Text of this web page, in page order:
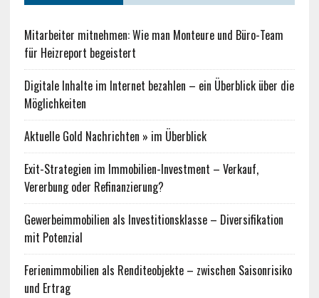
Mitarbeiter mitnehmen: Wie man Monteure und Büro-Team
für Heizreport begeistert
Digitale Inhalte im Internet bezahlen – ein Überblick über die
Möglichkeiten
Aktuelle Gold Nachrichten » im Überblick
Exit-Strategien im Immobilien-Investment – Verkauf,
Vererbung oder Refinanzierung?
Gewerbeimmobilien als Investitionsklasse – Diversifikation
mit Potenzial
Ferienimmobilien als Renditeobjekte – zwischen Saisonrisiko
und Ertrag